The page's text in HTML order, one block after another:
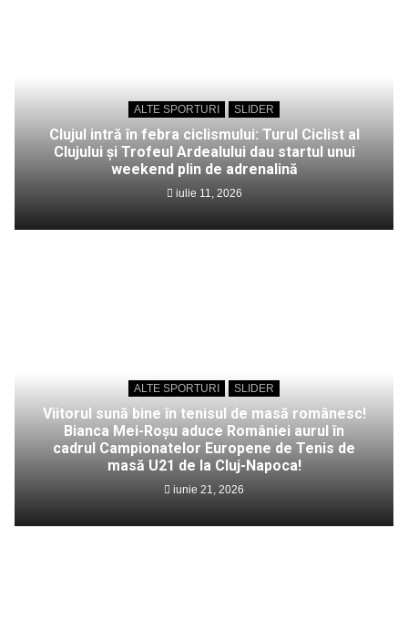
ALTE SPORTURI SLIDER
Clujul intră în febra ciclismului: Turul Ciclist al
Clujului și Trofeul Ardealului dau startul unui
weekend plin de adrenalină
iulie 11, 2026
ALTE SPORTURI SLIDER
Viitorul sună bine în tenisul de masă românesc!
Bianca Mei-Roșu aduce României aurul în
cadrul Campionatelor Europene de Tenis de
masă U21 de la Cluj-Napoca!
iunie 21, 2026